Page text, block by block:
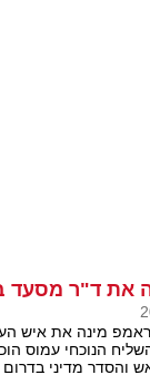
את ד"ר מסעד
מינה את איש
הנוכחי עמוס
מדיני בדרום